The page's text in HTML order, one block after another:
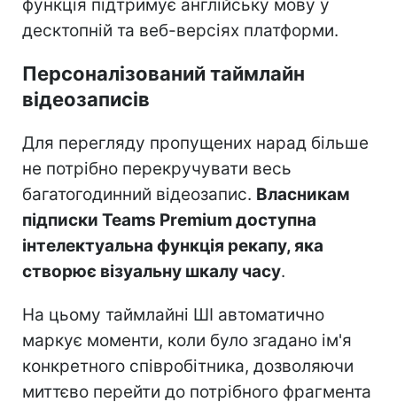
функція підтримує англійську мову у
десктопній та веб-версіях платформи.
Персоналізований таймлайн
відеозаписів
Для перегляду пропущених нарад більше
не потрібно перекручувати весь
багатогодинний відеозапис. Власникам
підписки Teams Premium доступна
інтелектуальна функція рекапу, яка
створює візуальну шкалу часу.
На цьому таймлайні ШІ автоматично
маркує моменти, коли було згадано ім'я
конкретного співробітника, дозволяючи
миттєво перейти до потрібного фрагмента